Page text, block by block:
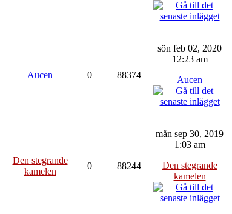
Aucen 0 88374
sön feb 02, 2020
12:23 am
Aucen
Den stegrande
kamelen
0 88244
mån sep 30, 2019
1:03 am
Den stegrande
kamelen